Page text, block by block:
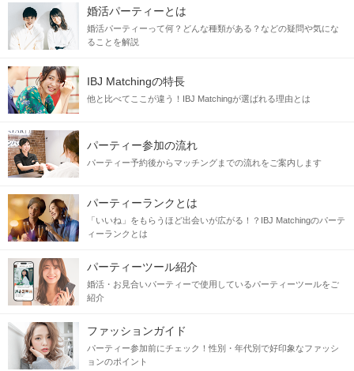
婚活パーティーとは
婚活パーティーって何？どんな種類がある？などの疑問や気にな
ることを解説
IBJ Matchingの特長
他と比べてここが違う！IBJ Matchingが選ばれる理由とは
パーティー参加の流れ
パーティー予約後からマッチングまでの流れをご案内します
パーティーランクとは
「いいね」をもらうほど出会いが広がる！？IBJ Matchingのパーテ
ィーランクとは
パーティーツール紹介
婚活・お見合いパーティーで使用しているパーティーツールをご
紹介
ファッションガイド
パーティー参加前にチェック！性別・年代別で好印象なファッシ
ョンのポイント